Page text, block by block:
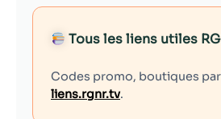
Tous les liens utiles
Codes promo, boutiques
liens.rgnr.tv.